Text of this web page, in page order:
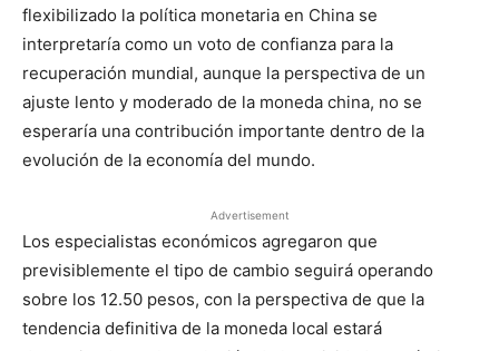
flexibilizado la política monetaria en China se
interpretaría como un voto de confianza para la
recuperación mundial, aunque la perspectiva de un
ajuste lento y moderado de la moneda china, no se
esperaría una contribución importante dentro de la
evolución de la economía del mundo.
Advertisement
Los especialistas económicos agregaron que
previsiblemente el tipo de cambio seguirá operando
sobre los 12.50 pesos, con la perspectiva de que la
tendencia definitiva de la moneda local estará